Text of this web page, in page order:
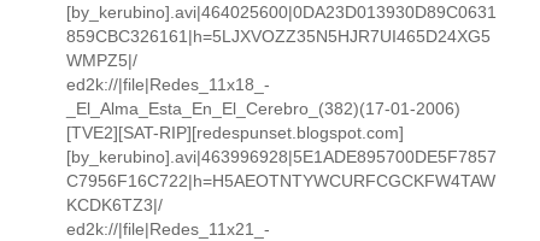
[by_kerubino].avi|464025600|0DA23D013930D89C0631
859CBC326161|h=5LJXVOZZ35N5HJR7UI465D24XG5
WMPZ5|/
ed2k://|file|Redes_11x18_-
_El_Alma_Esta_En_El_Cerebro_(382)(17-01-2006)
[TVE2][SAT-RIP][redespunset.blogspot.com]
[by_kerubino].avi|463996928|5E1ADE895700DE5F7857
C7956F16C722|h=H5AEOTNTYWCURFCGCKFW4TAW
KCDK6TZ3|/
ed2k://|file|Redes_11x21_-